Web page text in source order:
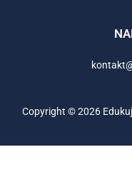
Copyright © 2026